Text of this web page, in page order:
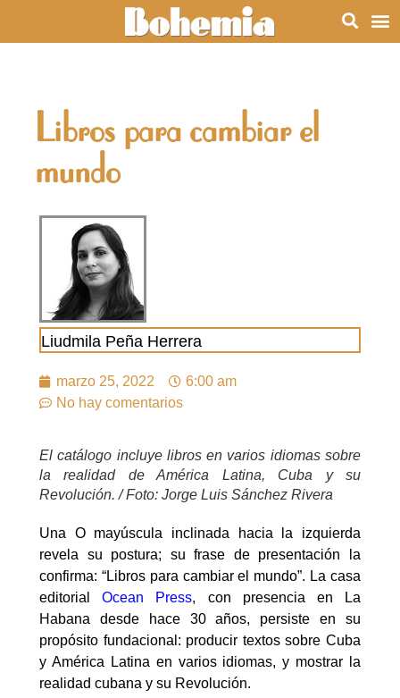
Libros para cambiar el
mundo
Liudmila Peña Herrera
marzo 25, 2022
6:00 am
No hay comentarios
El catálogo incluye libros en varios idiomas sobre
la realidad de América Latina, Cuba y su
Revolución. / Foto: Jorge Luis Sánchez Rivera
Una O mayúscula inclinada hacia la izquierda
revela su postura; su frase de presentación la
confirma: “Libros para cambiar el mundo”. La casa
editorialOcean Press, con presencia en La
Habana desde hace 30 años, persiste en su
propósito fundacional: producir textos sobre Cuba
y América Latina en varios idiomas, y mostrar la
realidad cubana y su Revolución.